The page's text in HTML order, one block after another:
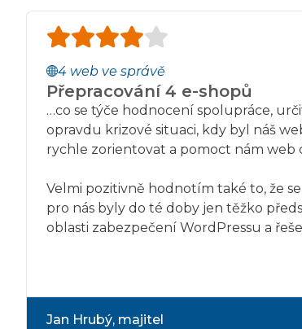
4 web ve správě
Přepracování 4 e-shopů
…co se týče hodnocení spolupráce,
opravdu krizové situaci, kdy byl náš
rychle zorientovat a pomoct nám
Velmi pozitivně hodnotím také to, že
pro nás byly do té doby jen těžko
oblasti zabezpečení WordPressu a
Jan Hrubý, majitel